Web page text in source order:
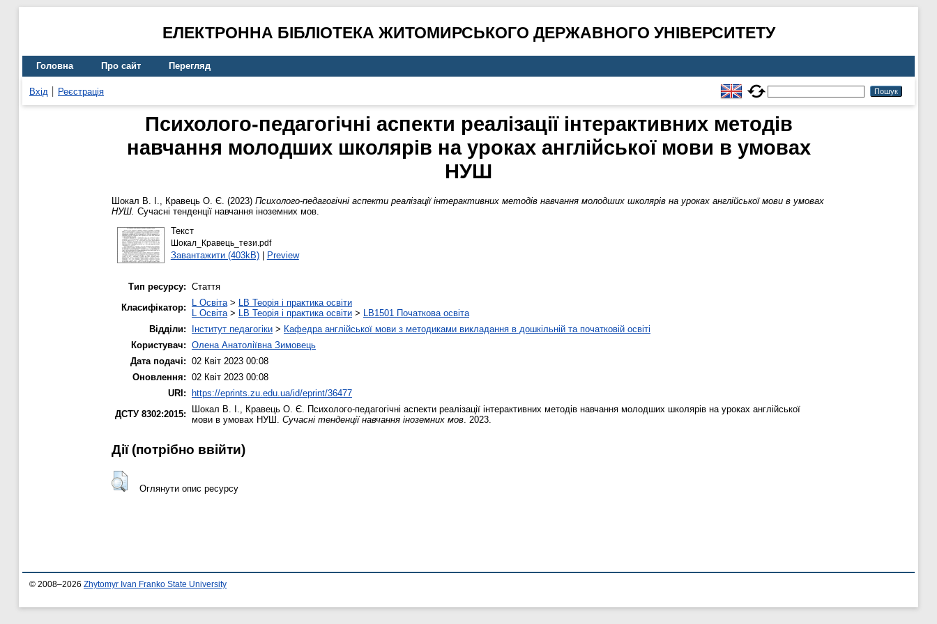
ЕЛЕКТРОННА БІБЛІОТЕКА ЖИТОМИРСЬКОГО ДЕРЖАВНОГО УНІВЕРСИТЕТУ
Головна Про сайт Перегляд
Вхід Реєстрація
Психолого-педагогічні аспекти реалізації інтерактивних методів
навчання молодших школярів на уроках англійської мови в умовах
НУШ
Шокал В. І., Кравець О. Є. (2023) Психолого-педагогічні аспекти реалізації інтерактивних методів навчання молодших школярів на уроках англійської мови в умовах
НУШ. Сучасні тенденції навчання іноземних мов.
Текст
Шокал_Кравець_тези.pdf
Завантажити (403kB)| Preview
Тип ресурсу: Стаття
Класифікатор:
L Освіта> LB Теорія і практика освіти
L Освіта> LB Теорія і практика освіти > LB1501 Початкова освіта
Відділи:
Інститут педагогіки > Кафедра англійської мови з методиками викладання в дошкільній та початковій освіті
Користувач: Олена Анатоліївна Зимовець
Дата подачі: 02 Квіт 2023 00:08
Оновлення: 02 Квіт 2023 00:08
URI:
https://eprints.zu.edu.ua/id/eprint/36477
ДСТУ 8302:2015:
Шокал В. І., Кравець О. Є. Психолого-педагогічні аспекти реалізації інтерактивних методів навчання молодших школярів на уроках англійської
мови в умовах НУШ. Сучасні тенденції навчання іноземних мов. 2023.
Дії ​​(потрібно ввійти)
Оглянути опис ресурсу
© 2008–2026 Zhytomyr Ivan Franko State University